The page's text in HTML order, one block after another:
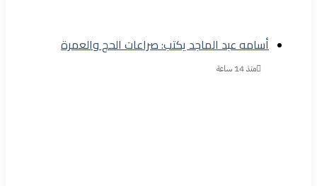
أسامه عبد الماجد يكتب: صراعات الحج والعمرة
منذ 14 ساعة